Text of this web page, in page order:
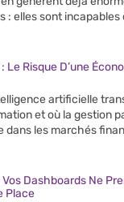
: elles sont incapables
Le Risque D’une
artificielle
et où la gestion
dans les marchés
Dashboards Ne
Place